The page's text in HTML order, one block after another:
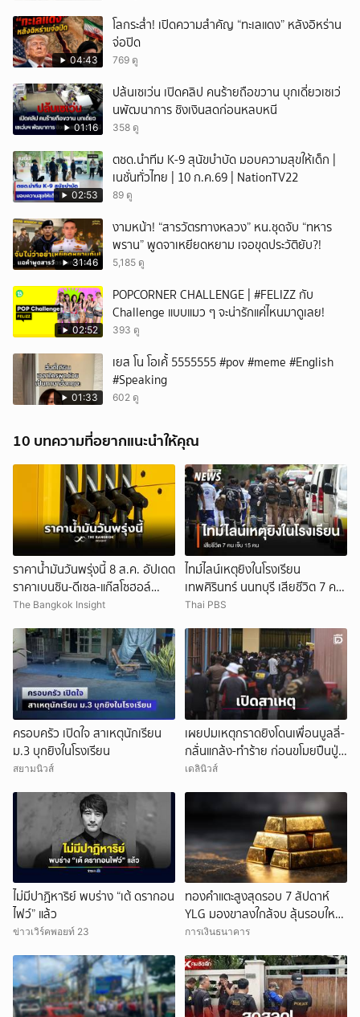
04:43
โลกระส่ำ! เปิดความสำคัญ “ทะเลแดง” หลังอิหร่าน
จ่อปิด
769 ดู
01:16
ปล้นเซเว่น เปิดคลิป คนร้ายถือขวาน บุกเดี่ยวเซเว่
นพัฒนาการ ชิงเงินสดก่อนหลบหนี
358 ดู
02:53
ตชด.นำทีม K-9 สุนัขบำบัด มอบความสุขให้เด็ก |
เนชั่นทั่วไทย | 10 ก.ค.69 | NationTV22
89 ดู
31:46
งามหน้า! “สารวัตรทางหลวง” หน.ชุดจับ “ทหาร
พราน” พูดจาเหยียดหยาม เจอขุดประวัติยับ?!
5,185 ดู
02:52
POPCORNER CHALLENGE | #FELIZZ กับ
Challenge แบบแมว ๆ จะน่ารักแค่ไหนมาดูเลย!
393 ดู
01:33
เยส โน โอเค้้้้ 5555555 #pov #meme #English
#Speaking
602 ดู
10 บทความที่อยากแนะนำให้คุณ
ราคาน้ำมันวันพรุ่งนี้ 8 ส.ค. อัปเดต
ราคาเบนซิน-ดีเซล-แก๊สโซฮอล์
ล่าสุดที่นี่
The Bangkok Insight
ไทม์ไลน์เหตุยิงในโรงเรียน
เทพศิรินทร์ นนทบุรี เสียชีวิต 7 คน
เจ็บ 15 คน
Thai PBS
ครอบครัว เปิดใจ สาเหตุนักเรียน
ม.3 บุกยิงในโรงเรียน
สยามนิวส์
เผยปมเหตุกราดยิงโดนเพื่อนบูลลี่-
กลั่นแกล้ง-ทำร้าย ก่อนขโมยปืนปู่
ก่อเหตุ
เดลินิวส์
ไม่มีปาฏิหาริย์ พบร่าง “เต้ ดรากอน
ไฟว์” แล้ว
ข่าวเวิร์คพอยท์ 23
ทองคำแตะสูงสุดรอบ 7 สัปดาห์
YLG มองขาลงใกล้จบ ลุ้นรอบใหม่
แตะบาทละ 82,200 บาท
การเงินธนาคาร